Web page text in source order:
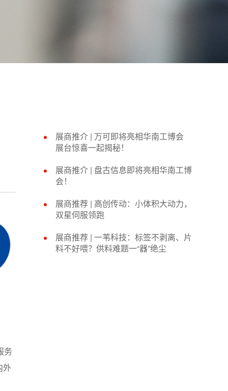
务
外
展商推介 |​ 万可即将亮相华南工博会
展台惊喜一起揭秘！
展商推介 |​ 盘古信息即将亮相华南工博
会！
展商推荐 | 高创传动：小体积大动力，
双星伺服领跑
展商推荐 | 一苇科技：标签不剥离、片
料不好喂？供料难题一“器”绝尘